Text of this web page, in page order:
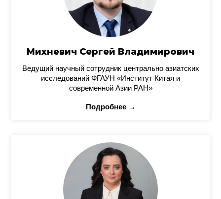
Михневич Сергей Владимирович
Ведущий научный сотрудник центрально азиатских
исследований ФГАУН «Институт Китая и
современной Азии РАН»
Подробнее →